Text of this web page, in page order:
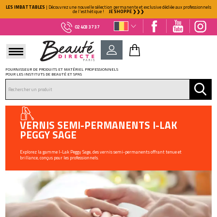
LES IMBATTABLES | Découvrez une nouvelle sélection permanente et exclusive dédiée aux professionnels
de l'esthétique ! JE SHOPPE ❯❯❯
02 403 37 37
NOUVEAU CLIENT ?
Créez votre compte
FOURNISSEUR DE PRODUITS ET MATÉRIEL PROFESSIONNELS
POUR LES INSTITUTS DE BEAUTÉ ET SPAS
VERNIS SEMI-PERMANENTS I-LAK
PEGGY SAGE
Explorez la gamme I-Lak Peggy Sage, des vernis semi-permanents offrant tenue et
brillance, conçus pour les professionnels.